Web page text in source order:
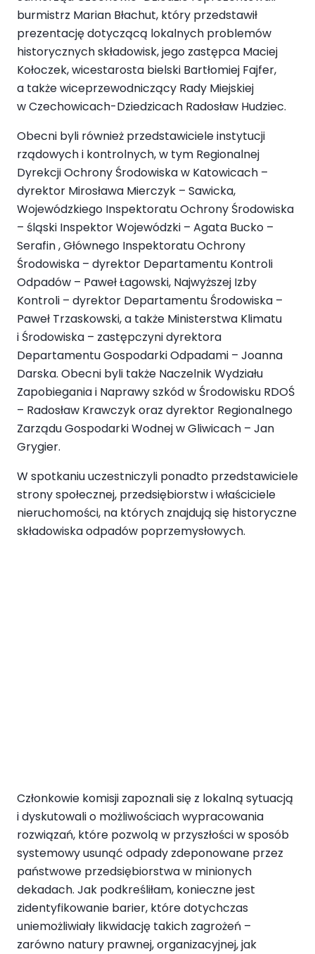
burmistrz Marian Błachut, który przedstawił
prezentację dotyczącą lokalnych problemów
historycznych składowisk, jego zastępca Maciej
Kołoczek, wicestarosta bielski Bartłomiej Fajfer,
a także wiceprzewodniczący Rady Miejskiej
w Czechowicach-Dziedzicach Radosław Hudziec.
Obecni byli również przedstawiciele instytucji
rządowych i kontrolnych, w tym Regionalnej
Dyrekcji Ochrony Środowiska w Katowicach –
dyrektor Mirosława Mierczyk – Sawicka,
Wojewódzkiego Inspektoratu Ochrony Środowiska
– śląski Inspektor Wojewódzki – Agata Bucko –
Serafin , Głównego Inspektoratu Ochrony
Środowiska – dyrektor Departamentu Kontroli
Odpadów – Paweł Łagowski, Najwyższej Izby
Kontroli – dyrektor Departamentu Środowiska –
Paweł Trzaskowski, a także Ministerstwa Klimatu
i Środowiska – zastępczyni dyrektora
Departamentu Gospodarki Odpadami – Joanna
Darska. Obecni byli także Naczelnik Wydziału
Zapobiegania i Naprawy szkód w Środowisku RDOŚ
– Radosław Krawczyk oraz dyrektor Regionalnego
Zarządu Gospodarki Wodnej w Gliwicach – Jan
Grygier.
W spotkaniu uczestniczyli ponadto przedstawiciele
strony społecznej, przedsiębiorstw i właściciele
nieruchomości, na których znajdują się historyczne
składowiska odpadów poprzemysłowych.
Członkowie komisji zapoznali się z lokalną sytuacją
i dyskutowali o możliwościach wypracowania
rozwiązań, które pozwolą w przyszłości w sposób
systemowy usunąć odpady zdeponowane przez
państwowe przedsiębiorstwa w minionych
dekadach. Jak podkreśliłam, konieczne jest
zidentyfikowanie barier, które dotychczas
uniemożliwiały likwidację takich zagrożeń –
zarówno natury prawnej, organizacyjnej, jak